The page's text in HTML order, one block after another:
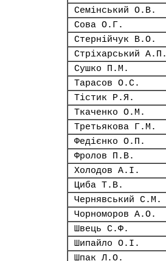
Семінський О.В.
Сова О.Г.
Стернійчук В.О.
Стріхарський А.П.
Сушко П.М.
Тарасов О.С.
Тістик Р.Я.
Ткаченко О.М.
Третьякова Г.М.
Федієнко О.П.
Фролов П.В.
Холодов А.І.
Циба Т.В.
Чернявський С.М.
Чорноморов А.О.
Швець С.Ф.
Шипайло О.І.
Шпак Л.О.